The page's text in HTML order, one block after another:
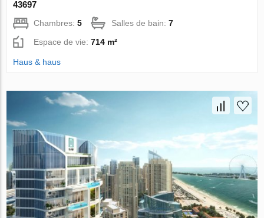
43697
Chambres:5 Salles de bain:7
Espace de vie:714 m²
Haus & haus